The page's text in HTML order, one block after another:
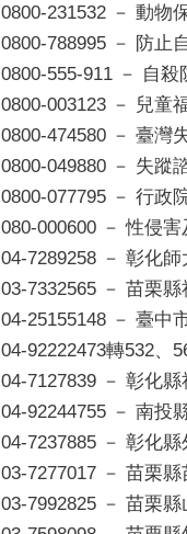
0800-231532 － 動物
0800-788995 － 防止
0800-555-911 － 自殺
0800-003123 － 兒童
0800-474580 － 臺灣
0800-049880 － 失蹤
0800-077795 － 行政
080-000600 － 性侵
04-7289258 － 彰化
03-7332565 － 苗栗
04-25155148 － 臺中
04-92222473轉532、
04-7127839 － 彰化
04-92244755 － 南投
04-7237885 － 彰化
03-7277017 － 苗栗
03-7992825 － 苗栗